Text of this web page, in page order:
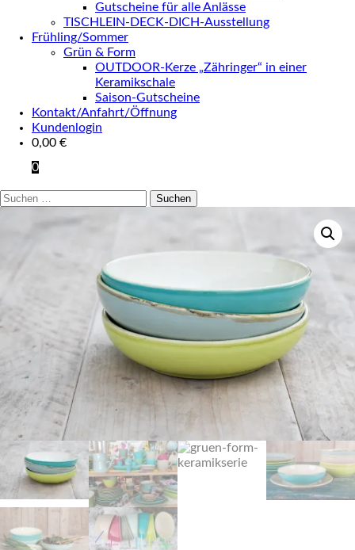
Gutscheine für alle Anlässe
TISCHLEIN-DECK-DICH-Ausstellung
Frühling/Sommer
Grün & Form
OUTDOOR-Kerze „Zähringer“ in einer
Keramikschale
Saison-Gutscheine
Kontakt/Anfahrt/Öffnung
Kundenlogin
0,00 €
0
Suchen